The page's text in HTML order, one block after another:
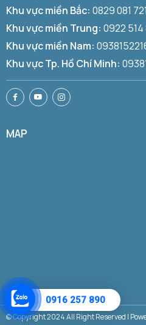
Khu vực miền Bắc: 0829 081 721
Khu vực miền Trung: 0922 514
Khu vực miền Nam:
Khu vực Tp. Hồ Chí Minh:
MAP
© Copyright 2024 All Right Reserved |
0916 257 890